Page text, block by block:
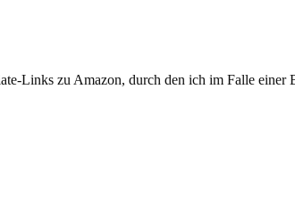
Links zu Amazon, durch den ich im Falle einer